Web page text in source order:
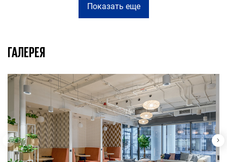
Показать еще
ГАЛЕРЕЯ